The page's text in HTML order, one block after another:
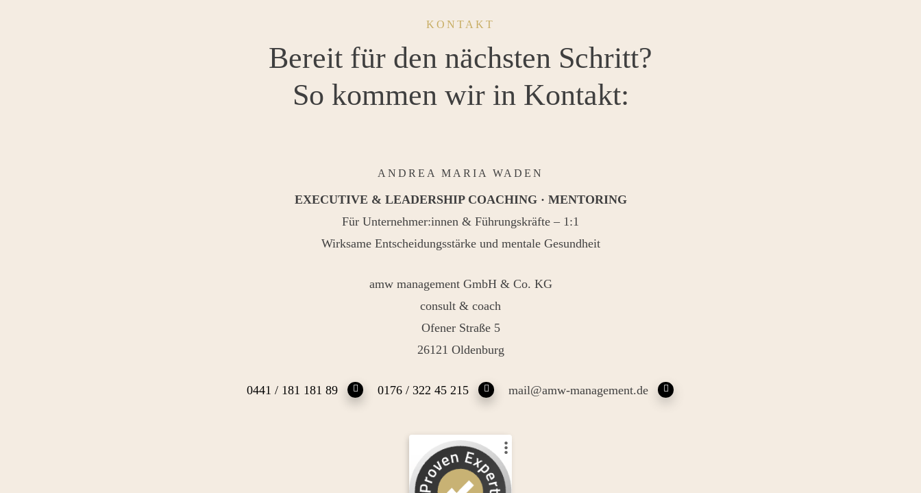
KONTAKT
Bereit für den nächsten Schritt?
So kommen wir in Kontakt:
ANDREA MARIA WADEN
EXECUTIVE & LEADERSHIP COACHING · MENTORING
Für Unternehmer:innen & Führungskräfte – 1:1
Wirksame Entscheidungsstärke und mentale Gesundheit
amw management GmbH & Co. KG
consult & coach
Ofener Straße 5
26121 Oldenburg
0441 / 181 181 89 0176 / 322 45 215 mail@amw-management.de
Kundenbewertungen und Erfahrungen zu
Andrea Maria Waden